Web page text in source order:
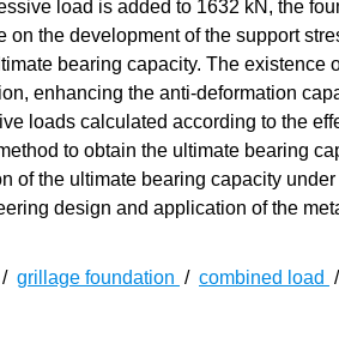
load is added to 1632 kN, the
on the development of the support
bearing capacity. The existence
enhancing the anti-deformation
loads calculated according to the
to obtain the ultimate bearing
of the ultimate bearing capacity
design and application of the
/ grillage foundation / combined load /